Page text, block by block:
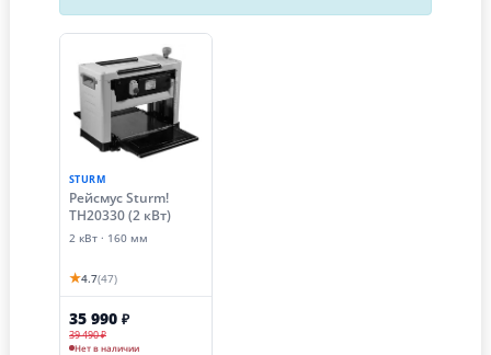
STURM
Рейсмус Sturm!
TH20330 (2 кВт)
2 кВт · 160 мм
★4.7(47)
35 990 ₽
39 490 ₽
Нет в наличии